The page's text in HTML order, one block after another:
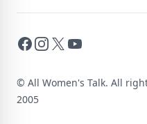
Facebook
Instagram
X YouTube
© All Women's Talk. All
2005